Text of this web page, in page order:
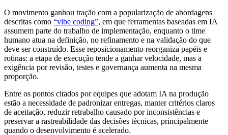
O movimento ganhou tração com a popularização de abordagens
descritas como “vibe coding”, em que ferramentas baseadas em IA
assumem parte do trabalho de implementação, enquanto o time
humano atua na definição, no refinamento e na validação do que
deve ser construído. Esse reposicionamento reorganiza papéis e
rotinas: a etapa de execução tende a ganhar velocidade, mas a
exigência por revisão, testes e governança aumenta na mesma
proporção.
Entre os pontos citados por equipes que adotam IA na produção
estão a necessidade de padronizar entregas, manter critérios claros
de aceitação, reduzir retrabalho causado por inconsistências e
preservar a rastreabilidade das decisões técnicas, principalmente
quando o desenvolvimento é acelerado.